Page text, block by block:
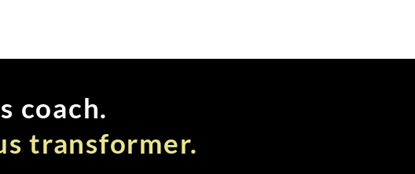
coach.
transformer.